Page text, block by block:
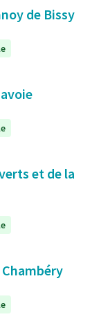
de Bissy
et de la
Chambéry